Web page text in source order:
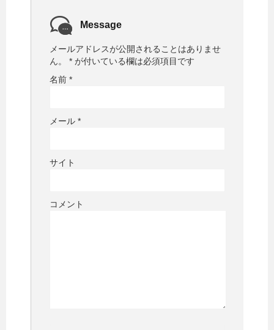
Message
メールアドレスが公開されることはありませ
ん。
* が付いている欄は必須項目です
名前 *
メール *
サイト
コメント